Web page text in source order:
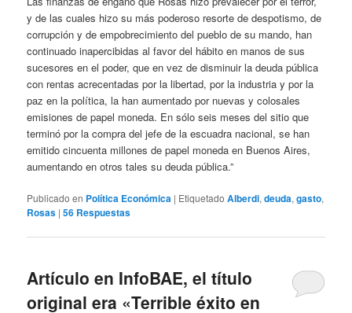
y de las cuales hizo su más poderoso resorte de despotismo, de
corrupción y de empobrecimiento del pueblo de su mando, han
continuado inapercibidas al favor del hábito en manos de sus
sucesores en el poder, que en vez de disminuir la deuda pública
con rentas acrecentadas por la libertad, por la industria y por la
paz en la política, la han aumentado por nuevas y colosales
emisiones de papel moneda. En sólo seis meses del sitio que
terminó por la compra del jefe de la escuadra nacional, se han
emitido cincuenta millones de papel moneda en Buenos Aires,
aumentando en otros tales su deuda pública.”
Publicado en Política Económica | Etiquetado Alberdi,deuda,gasto,
Rosas |56 Respuestas
Artículo en InfoBAE, el título
original era «Terrible éxito en